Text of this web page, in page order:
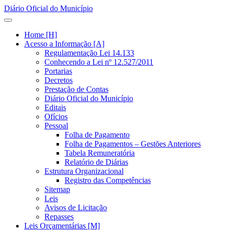
Diário Oficial do Município
Home [H]
Acesso a Informação [A]
Regulamentação Lei 14.133
Conhecendo a Lei nº 12.527/2011
Portarias
Decretos
Prestação de Contas
Diário Oficial do Município
Editais
Ofícios
Pessoal
Folha de Pagamento
Folha de Pagamentos – Gestões Anteriores
Tabela Remuneratória
Relatório de Diárias
Estrutura Organizacional
Registro das Competências
Sitemap
Leis
Avisos de Licitação
Repasses
Leis Orçamentárias [M]